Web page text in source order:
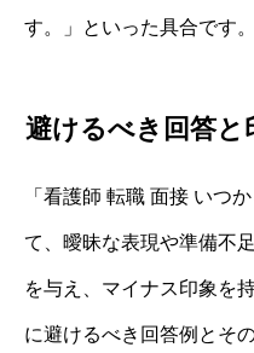
す。」といった具合です。
避けるべき回答と
「看護師 転職 面接 いつ
て、曖昧な表現や準備不
を与え、マイナス印象を
に避けるべき回答例とそ